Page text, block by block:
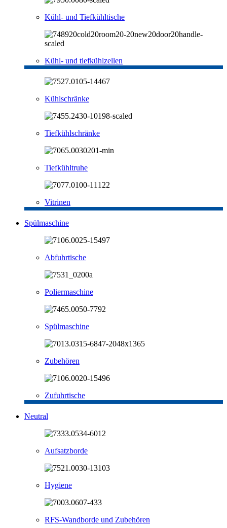
Kühl- und Tiefkühltische
Kühl- und tiefkühlzellen
Kühlschränke
Tiefkühlschränke
Tiefkühltruhe
Vitrinen
Spülmaschine
Abfuhrtische
Poliermaschine
Spülmaschine
Zubehören
Zufuhrtische
Neutral
Aufsatzborde
Hygiene
RFS-Wandborde und Zubehören